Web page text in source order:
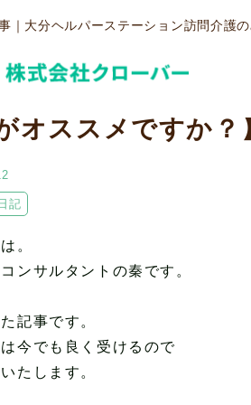
｜大分ヘルパーステーション訪問介護
を受けるなら、「
オススメですか？
記
。
ンサルタントの秦です。
記事です。
今でも良く受けるので
たします。